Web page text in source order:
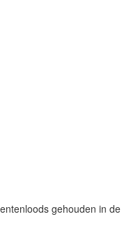
gehouden in de